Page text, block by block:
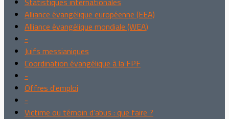
Alliance évangélique européenne (EEA)
Alliance évangélique mondiale (WEA)
-
Juifs messianiques
Coordination évangélique à la FPF
-
Offres d'emploi
-
Victime ou témoin d'abus : que faire ?